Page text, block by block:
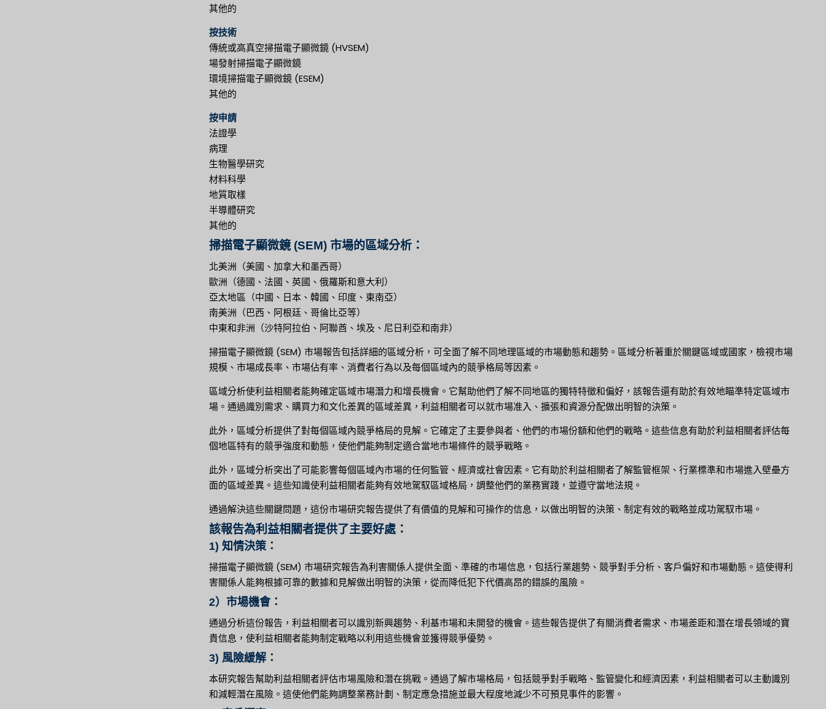
其他的
按技術
傳統或高真空掃描電子顯微鏡 (HVSEM)
場發射掃描電子顯微鏡
環境掃描電子顯微鏡 (ESEM)
其他的
按申請
法證學
病理
生物醫學研究
材料科學
地質取樣
半導體研究
其他的
掃描電子顯微鏡 (SEM) 市場的區域分析：
北美洲（美國、加拿大和墨西哥）
歐洲（德國、法國、英國、俄羅斯和意大利）
亞太地區（中國、日本、韓國、印度、東南亞）
南美洲（巴西、阿根廷、哥倫比亞等）
中東和非洲（沙特阿拉伯、阿聯酋、埃及、尼日利亞和南非）
掃描電子顯微鏡 (SEM) 市場報告包括詳細的區域分析，可全面了解不同地理區域的市場動態和趨勢。區域分析著重於關鍵區域或國家，檢視市場
規模、市場成長率、市場佔有率、消費者行為以及每個區域內的競爭格局等因素。
區域分析使利益相關者能夠確定區域市場潛力和增長機會。它幫助他們了解不同地區的獨特特徵和偏好，該報告還有助於有效地瞄準特定區域市
場。通過識別需求、購買力和文化差異的區域差異，利益相關者可以就市場准入、擴張和資源分配做出明智的決策。
此外，區域分析提供了對每個區域內競爭格局的見解。它確定了主要參與者、他們的市場份額和他們的戰略。這些信息有助於利益相關者評估每
個地區特有的競爭強度和動態，使他們能夠制定適合當地市場條件的競爭戰略。
此外，區域分析突出了可能影響每個區域內市場的任何監管、經濟或社會因素。它有助於利益相關者了解監管框架、行業標準和市場進入壁壘方
面的區域差異。這些知識使利益相關者能夠有效地駕馭區域格局，調整他們的業務實踐，並遵守當地法規。
通過解決這些關鍵問題，這份市場研究報告提供了有價值的見解和可操作的信息，以做出明智的決策、制定有效的戰略並成功駕馭市場。
該報告為利益相關者提供了主要好處：
1) 知情決策：
掃描電子顯微鏡 (SEM) 市場研究報告為利害關係人提供全面、準確的市場信息，包括行業趨勢、競爭對手分析、客戶偏好和市場動態。這使得利
害關係人能夠根據可靠的數據和見解做出明智的決策，從而降低犯下代價高昂的錯誤的風險。
2）市場機會：
通過分析這份報告，利益相關者可以識別新興趨勢、利基市場和未開發的機會。這些報告提供了有關消費者需求、市場差距和潛在增長領域的寶
貴信息，使利益相關者能夠制定戰略以利用這些機會並獲得競爭優勢。
3) 風險緩解：
本研究報告幫助利益相關者評估市場風險和潛在挑戰。通過了解市場格局，包括競爭對手戰略、監管變化和經濟因素，利益相關者可以主動識別
和減輕潛在風險。這使他們能夠調整業務計劃、制定應急措施並最大程度地減少不可預見事件的影響。